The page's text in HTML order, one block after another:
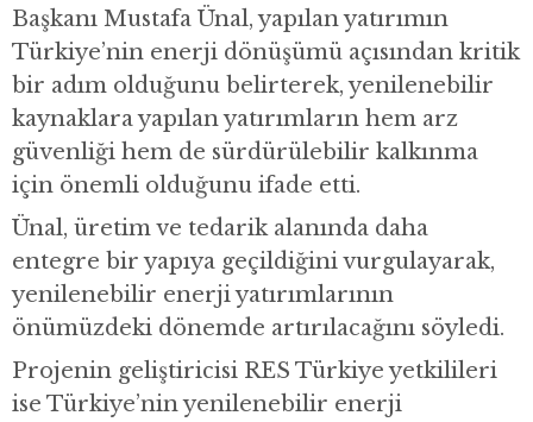
Başkanı Mustafa Ünal, yapılan yatırımın
Türkiye’nin enerji dönüşümü açısından kritik
bir adım olduğunu belirterek, yenilenebilir
kaynaklara yapılan yatırımların hem arz
güvenliği hem de sürdürülebilir kalkınma
için önemli olduğunu ifade etti.
Ünal, üretim ve tedarik alanında daha
entegre bir yapıya geçildiğini vurgulayarak,
yenilenebilir enerji yatırımlarının
önümüzdeki dönemde artırılacağını söyledi.
Projenin geliştiricisi RES Türkiye yetkilileri
ise Türkiye’nin yenilenebilir enerji